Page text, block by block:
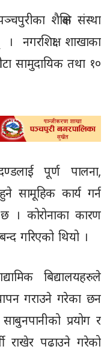
शैक्षिक संस्था
शाखाका
सामुदायिक तथा १०
पूर्ण पालना,
सामूहिक कार्य गर्न
। कोरोनाका कारण
गरिएको थियो ।
बिद्यालयहरुले
गराउने गरेका छन
प्रयोग र
राखेर पढाउने गरेको